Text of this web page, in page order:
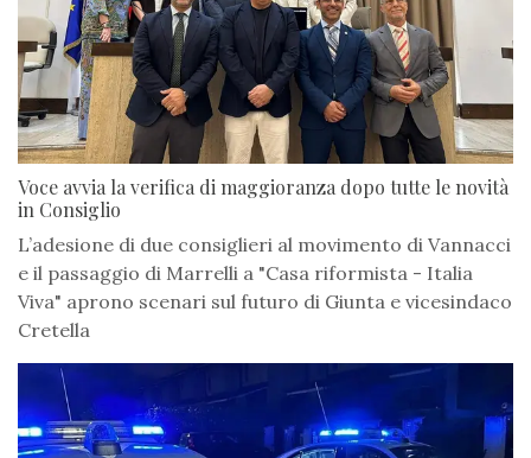
Voce avvia la verifica di maggioranza dopo tutte le novità
in Consiglio
L’adesione di due consiglieri al movimento di Vannacci
e il passaggio di Marrelli a "Casa riformista - Italia
Viva" aprono scenari sul futuro di Giunta e vicesindaco
Cretella